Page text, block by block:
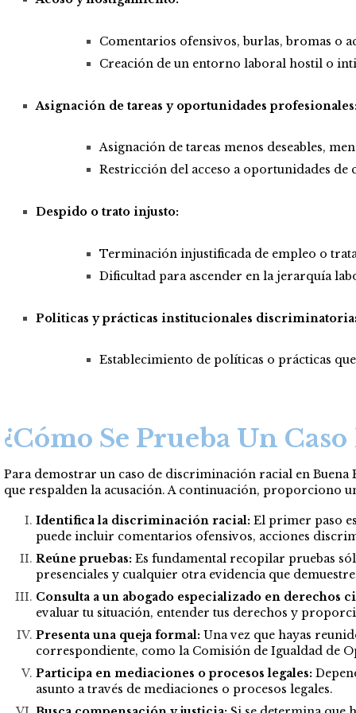
Comentarios ofensivos, burlas, bromas o
Creación de un entorno laboral hostil o
Asignación de tareas y oportunidades
Asignación de tareas menos deseables,
Restricción del acceso a oportunidades
Despido o trato injusto:
Terminación injustificadade empleo o
Dificultad para ascender en la jerarquía
Politicas y prácticas institucionales
Establecimiento de políticas o prácticas
¿Cómo Se Prueba Un
Para demostrar un caso de discriminación racial en
que respalden la acusación. A continuación, proporciono
Identifica la discriminación racial: El primer paso
puede incluir comentarios ofensivos, acciones
Reúne pruebas: Es fundamental recopilar pruebas
presenciales y cualquier otra evidencia que
Consulta a un abogado especializado en derechos
evaluar tu situación, entender tus derechos y
Presenta una queja formal: Una vez que hayas
correspondiente, como la Comisión de Igualdad de
Participa en mediaciones o procesos legales:
asunto a través de mediaciones o procesos legales.